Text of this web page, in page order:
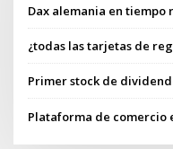
Dax alemania en tiempo
¿todas las tarjetas de
Primer stock de
Plataforma de comercio